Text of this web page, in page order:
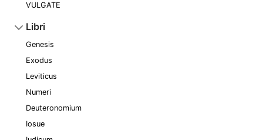
VULGATE
Libri
Genesis
Exodus
Leviticus
Numeri
Deuteronomium
Iosue